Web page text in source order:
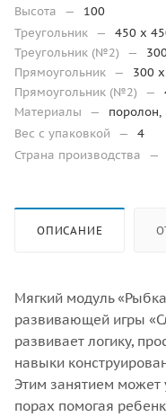
Высота —
100
Треугольник —
450 x
Треугольник (№2)
—
Прямоугольник —
300
Прямоугольник (№2)
—
Материалы
—
поролон,
Вес с упаковкой
—
4
Страна производства
—
ОПИСАНИЕ
Мягкий модуль
развивающей игры
развивает логику,
навыки
Этим занятием может
порах помогая